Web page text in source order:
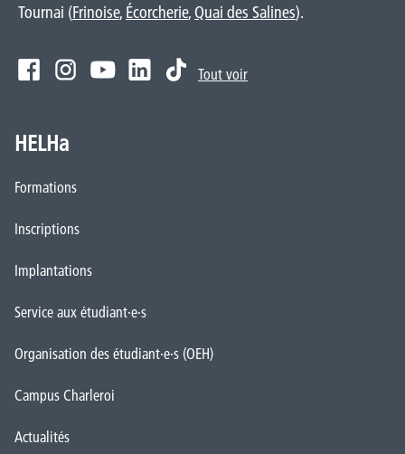
Tournai (Frinoise, Écorcherie, Quai des Salines).
Tout voir
HELHa
Formations
Inscriptions
Implantations
Service aux étudiant·e·s
Organisation des étudiant·e·s (OEH)
Campus Charleroi
Actualités